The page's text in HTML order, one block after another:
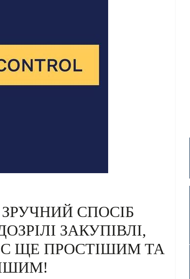
СПОСІБ
ЗАКУПІВЛІ,
ЩЕ ПРОСТІШИМ ТА